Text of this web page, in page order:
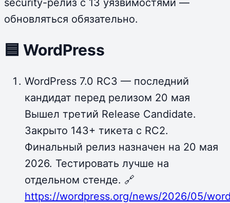
обновляться обязательно.
🟦 WordPress
WordPress 7.0 RC3 — последний
кандидат перед релизом 20 мая
Вышел третий Release Candidate.
Закрыто 143+ тикета с RC2.
Финальный релиз назначен на 20 мая
2026. Тестировать лучше на
отдельном стенде. 🔗
https://wordpress.org/news/2026/05/